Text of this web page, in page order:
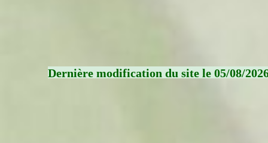
Dernière modification du site le 05/08/